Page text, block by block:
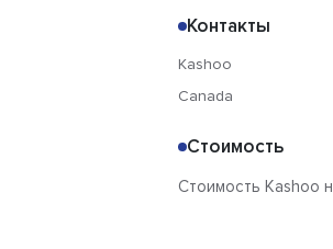
Контакты
Kashoo
Canada
Стоимость
Стоимость Kashoo